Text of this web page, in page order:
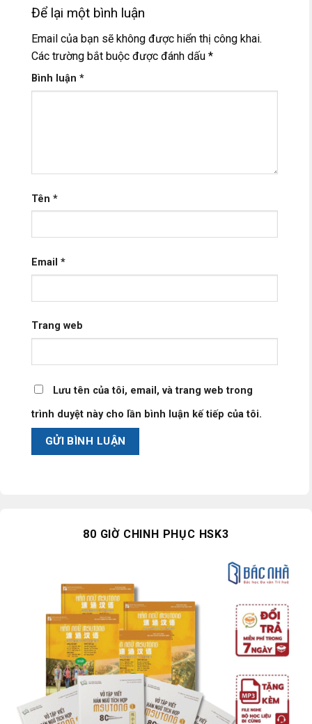
Để lại một bình luận
Email của bạn sẽ không được hiển thị công khai.
Các trường bắt buộc được đánh dấu *
Bình luận *
Tên *
Email *
Trang web
Lưu tên của tôi, email, và trang web trong
trình duyệt này cho lần bình luận kế tiếp của tôi.
80 GIỜ CHINH PHỤC HSK3